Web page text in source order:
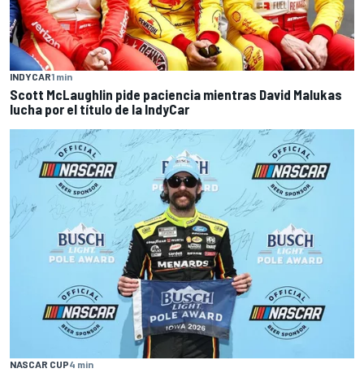
INDYCAR1 min
Scott McLaughlin pide paciencia mientras David Malukas
lucha por el título de la IndyCar
NASCAR CUP4 min